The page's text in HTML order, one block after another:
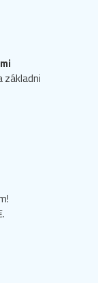
základni